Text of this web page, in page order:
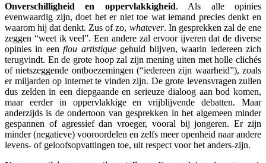
Onverschilligheid en oppervlakkigheid. Als alle opinies
evenwaardig zijn, doet het er niet toe wat iemand precies denkt en
waarom hij dat denkt. Zus of zo, whatever. In gesprekken zal de ene
zeggen “weet ik veel”. Een andere zal ervoor ijveren dat de diverse
opinies in eenflou artistiquegehuld blijven, waarin iedereen zich
terugvindt. En de grote hoop zal zijn mening uiten met holle clichés
of nietszeggende ontboezemingen (“iedereen zijn waarheid”), zoals
er miljarden op internet te vinden zijn. De grote levensvragen zullen
dus zelden in een diepgaande en serieuze dialoog aan bod komen,
maar eerder in oppervlakkige en vrijblijvende debatten. Maar
anderzijds is de ondertoon van gesprekken in het algemeen minder
gespannen of agressief dan vroeger, vooral bij jongeren. Er zijn
minder (negatieve) vooroordelen en zelfs meer openheid naar andere
levens- of geloofsopvattingen toe, uit respect voor het anders-zijn.